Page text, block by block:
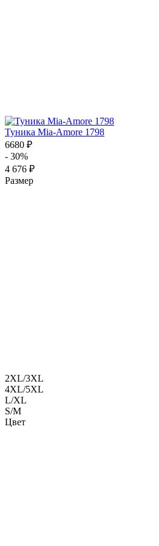
Туника Mia-Amore 1798
6680 ₽
- 30%
4 676 ₽
Размер
2XL/3XL
4XL/5XL
L/XL
S/M
Цвет